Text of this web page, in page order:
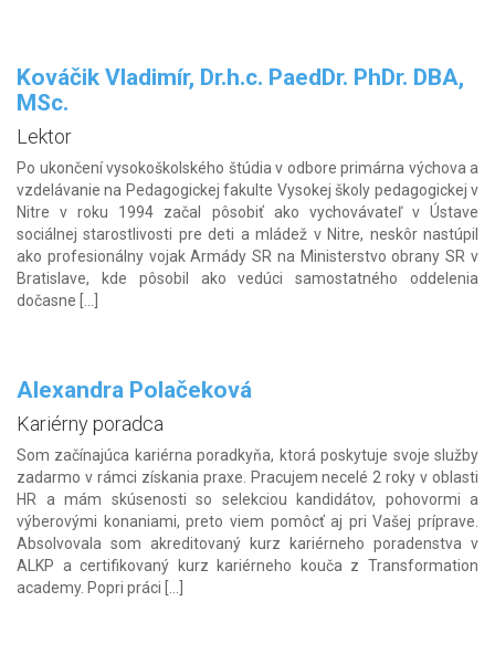
Kováčik Vladimír, Dr.h.c. PaedDr. PhDr. DBA,
MSc.
Lektor
Po ukončení vysokoškolského štúdia v odbore primárna výchova a
vzdelávanie na Pedagogickej fakulte Vysokej školy pedagogickej v
Nitre v roku 1994 začal pôsobiť ako vychovávateľ v Ústave
sociálnej starostlivosti pre deti a mládež v Nitre, neskôr nastúpil
ako profesionálny vojak Armády SR na Ministerstvo obrany SR v
Bratislave, kde pôsobil ako vedúci samostatného oddelenia
dočasne […]
Alexandra Polačeková
Kariérny poradca
Som začínajúca kariérna poradkyňa, ktorá poskytuje svoje služby
zadarmo v rámci získania praxe. Pracujem necelé 2 roky v oblasti
HR a mám skúsenosti so selekciou kandidátov, pohovormi a
výberovými konaniami, preto viem pomôcť aj pri Vašej príprave.
Absolvovala som akreditovaný kurz kariérneho poradenstva v
ALKP a certifikovaný kurz kariérneho kouča z Transformation
academy. Popri práci […]